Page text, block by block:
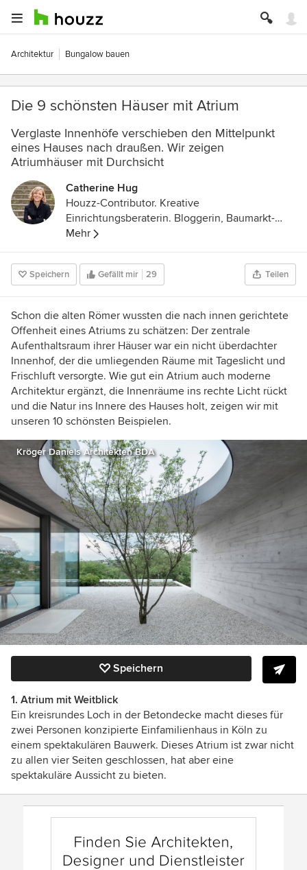
Architektur Bungalow bauen
Die 9 schönsten Häuser mit Atrium
Verglaste Innenhöfe verschieben den Mittelpunkt
eines Hauses nach draußen. Wir zeigen
Atriumhäuser mit Durchsicht
Catherine Hug
Houzz-Contributor. Kreative
Einrichtungsberaterin. Bloggerin, Baumarkt-
Stammkundin und DIY-Expertin. Mutter zweier
Töchter und stolze Besitzerin eines sehr alten
Wohnwagens mit Vorliebe für Schlichtes,
Schönes und Skandinavien.
Mehr
Speichern Gefällt mir 29 Teilen
Schon die alten Römer wussten die nach innen gerichtete
Offenheit eines Atriums zu schätzen: Der zentrale
Aufenthaltsraum ihrer Häuser war ein nicht überdachter
Innenhof, der die umliegenden Räume mit Tageslicht und
Frischluft versorgte. Wie gut ein Atrium auch moderne
Architektur ergänzt, die Innenräume ins rechte Licht rückt
und die Natur ins Innere des Hauses holt, zeigen wir mit
unseren 10 schönsten Beispielen.
Kröger Daniels Architekten BDA
Speichern
1. Atrium mit Weitblick
Ein kreisrundes Loch in der Betondecke macht dieses für
zwei Personen konzipierte Einfamilienhaus in Köln zu
einem spektakulären Bauwerk. Dieses Atrium ist zwar nicht
zu allen vier Seiten geschlossen, hat aber eine
spektakuläre Aussicht zu bieten.